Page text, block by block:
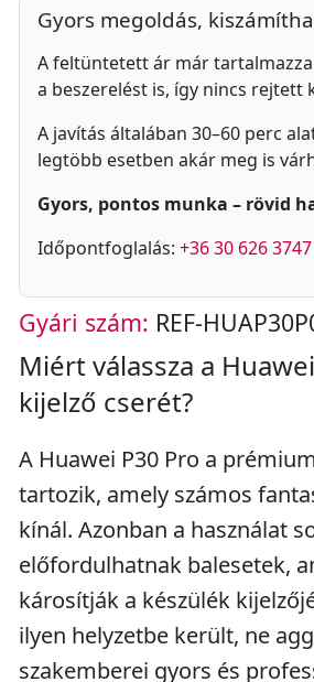
Gyors megoldás,
A feltüntetett ár már
a beszerelést is, így nincs rejtett
A javítás általában 30–60 perc
legtöbb esetben akár meg is
Gyors, pontos munka – rövid
Időpontfoglalás: +36 30 626 3747
Gyári szám: REF-
Miért válassza a
kijelző cserét?
A Huawei P30 Pro a
tartozik, amely számos
kínál. Azonban a használat
előfordulhatnak balesetek,
károsítják a készülék
ilyen helyzetbe került, ne
szakemberei gyors és